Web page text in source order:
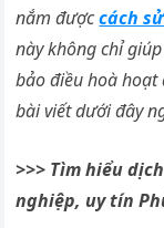
nắm đượccách
này không chỉ
bảo điều hoà hoạt
bài viết dưới đây
>>> Tìm hiểu
nghiệp, uy tín